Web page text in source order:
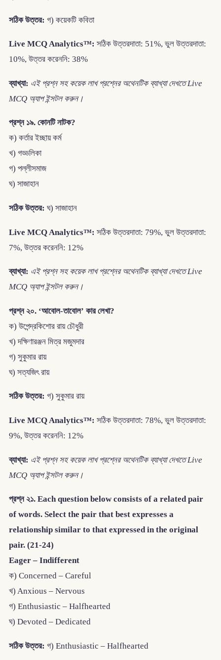
সঠিক উত্তর: গ) কয়েকটি কবিতা
Live MCQ Analytics™: সঠিক উত্তরদাতা: 51%, ভুল উত্তরদাতা:
10%, উত্তর করেননি: 38%
ব্যাখ্যা: এই প্রশ্ন সহ কয়েক লাখ প্রশ্নের অথেনটিক ব্যাখ্যা দেখতে Live
MCQ অ্যাপ ইন্সটল করুন।
প্রশ্ন ১৯. কোনটি নাটক?
ক) কর্তার ইচ্ছায় কর্ম
খ) গড্ডলিকা
গ) পল্লীসমাজ
ঘ) সাজাহান
সঠিক উত্তর: ঘ) সাজাহান
Live MCQ Analytics™: সঠিক উত্তরদাতা: 79%, ভুল উত্তরদাতা:
7%, উত্তর করেননি: 12%
ব্যাখ্যা: এই প্রশ্ন সহ কয়েক লাখ প্রশ্নের অথেনটিক ব্যাখ্যা দেখতে Live
MCQ অ্যাপ ইন্সটল করুন।
প্রশ্ন ২০. ‘আবোল-তাবোল’ কার লেখা?
ক) উপেন্দ্রকিশোর রায় চৌধুরী
খ) দক্ষিণারঞ্জন মিত্র মজুমদার
গ) সুকুমার রায়
ঘ) সত্যজিৎ রায়
সঠিক উত্তর: গ) সুকুমার রায়
Live MCQ Analytics™: সঠিক উত্তরদাতা: 78%, ভুল উত্তরদাতা:
9%, উত্তর করেননি: 12%
ব্যাখ্যা: এই প্রশ্ন সহ কয়েক লাখ প্রশ্নের অথেনটিক ব্যাখ্যা দেখতে Live
MCQ অ্যাপ ইন্সটল করুন।
প্রশ্ন ২১. Each question below consists of a related pair
of words. Select the pair that best expresses a
relationship similar to that expressed in the original
pair. (21-24)
Eager – Indifferent
ক) Concerned – Careful
খ) Anxious – Nervous
গ) Enthusiastic – Halfhearted
ঘ) Devoted – Dedicated
সঠিক উত্তর: গ) Enthusiastic – Halfhearted